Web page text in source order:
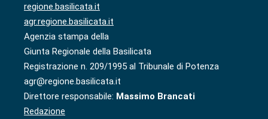
regione.basilicata.it
agr.regione.basilicata.it
Agenzia stampa della
Giunta Regionale della Basilicata
Registrazione n. 209/1995 al Tribunale di Potenza
agr@regione.basilicata.it
Direttore responsabile: Massimo Brancati
Redazione